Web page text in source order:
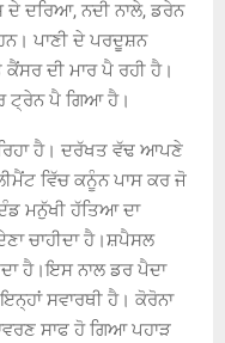
ਦੇ ਦਰਿਆ, ਨਦੀ ਨਾਲੇ, ਡਰੇਨ
ਪਾਣੀ ਦੇ ਪਰਦੂਸ਼ਨ
ਦੀ ਮਾਰ ਪੈ ਰਹੀ ਹੈ।
ਟ੍ਰੇਨ ਪੈ ਗਿਆ ਹੈ।
ਰਿਹਾ ਹੈ। ਦਰੱਖਤ ਵੱਢ ਆਪਣੇ
ਵਿੱਚ ਕਨੂੰਨ ਪਾਸ ਕਰ ਜੋ
ਮਨੁੱਖੀ ਹੱਤਿਆ ਦਾ
ਚਾਹੀਦਾ ਹੈ।ਸ਼ਪੈਸਲ
ਹੈ।ਇਸ ਨਾਲ ਡਰ ਪੈਦਾ
ਸਵਾਰਥੀ ਹੈ। ਕੋਰੋਨਾ
ਸਾਫ ਹੋ ਗਿਆ ਪਹਾੜ